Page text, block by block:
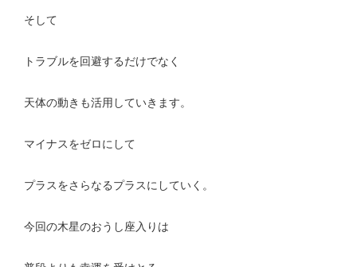
そして
トラブルを回避するだけでなく
天体の動きも活用していきます。
マイナスをゼロにして
プラスをさらなるプラスにしていく。
今回の木星のおうし座入りは